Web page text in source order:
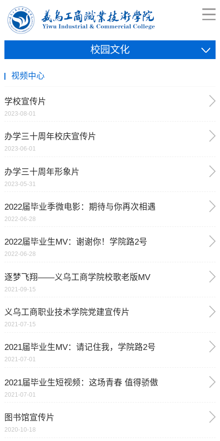
校园文化
视频中心
学校宣传片
2023-08-01
办学三十周年校庆宣传片
2023-06-01
办学三十周年形象片
2023-05-31
2022届毕业季微电影：期待与你再次相遇
2022-06-28
2022届毕业生MV：谢谢你！学院路2号
2022-06-28
逐梦飞翔——义乌工商学院校歌老版MV
2021-09-15
义乌工商职业技术学院党建宣传片
2021-07-15
2021届毕业生MV：请记住我，学院路2号
2021-07-01
2021届毕业生短视频：这场青春 值得骄傲
2021-07-01
图书馆宣传片
2020-10-18